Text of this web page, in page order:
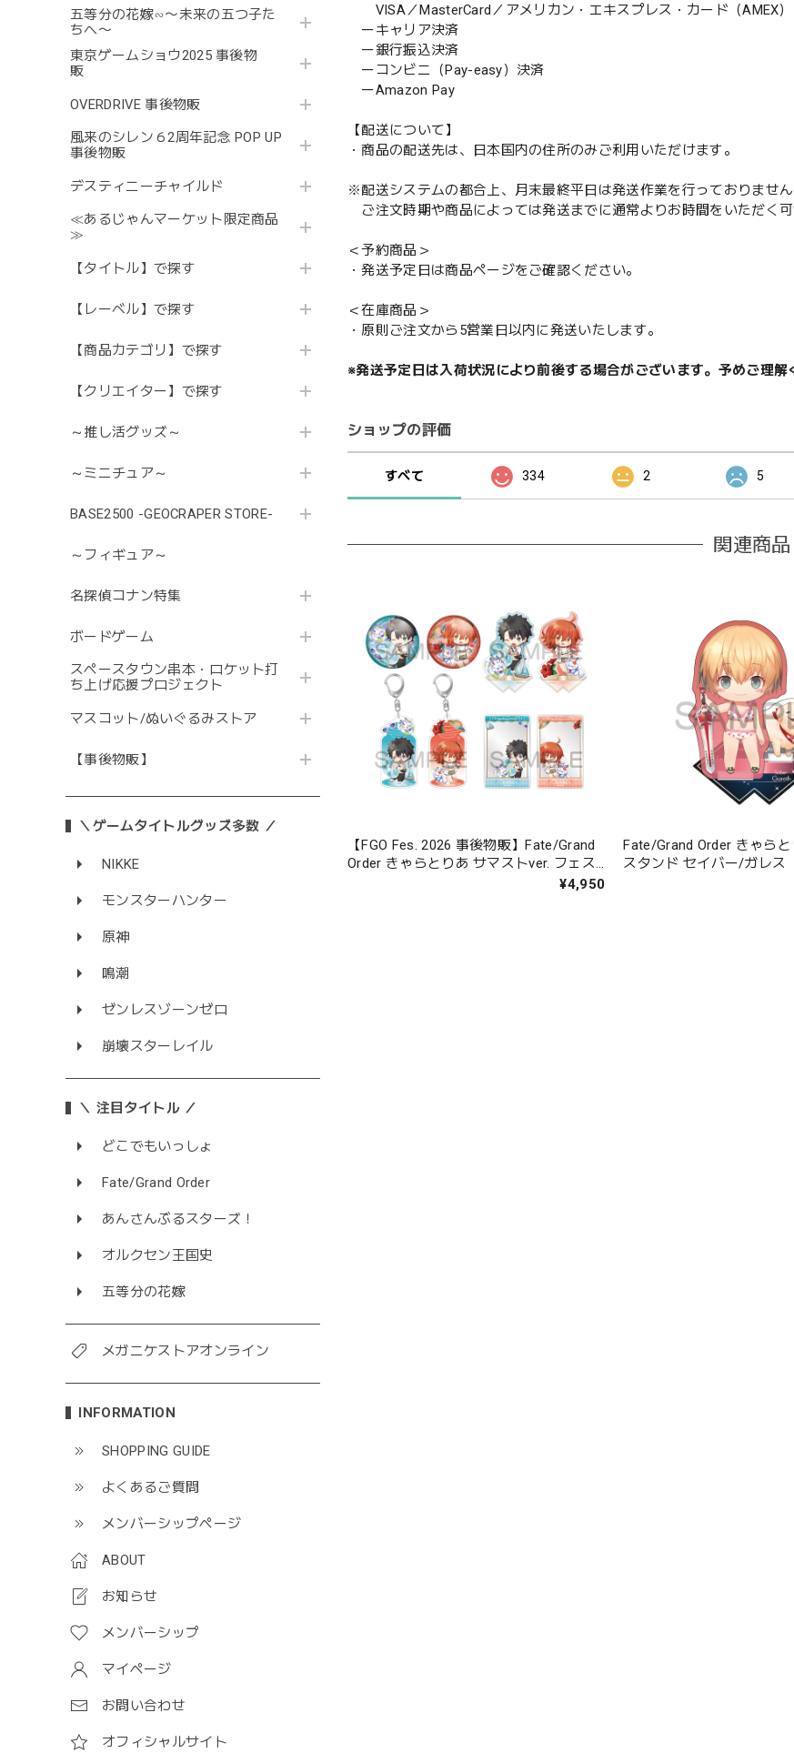
五等分の花嫁∽〜未来の五つ子た
ちへ〜
東京ゲームショウ2025 事後物
販
OVERDRIVE 事後物販
風来のシレン６2周年記念 POP UP
事後物販
デスティニーチャイルド
≪あるじゃんマーケット限定商品
≫
【タイトル】で探す
【レーベル】で探す
【商品カテゴリ】で探す
【クリエイター】で探す
～推し活グッズ～
～ミニチュア～
BASE2500 -GEOCRAPER STORE-
～フィギュア～
名探偵コナン特集
ボードゲーム
スペースタウン串本・ロケット打
ち上げ応援プロジェクト
マスコット/ぬいぐるみストア
【事後物販】
＼ゲームタイトルグッズ多数 ／
NIKKE
モンスターハンター
原神
鳴潮
ゼンレスゾーンゼロ
崩壊スターレイル
＼ 注目タイトル ／
どこでもいっしょ
Fate/Grand Order
あんさんぶるスターズ！
オルクセン王国史
五等分の花嫁
メガニケストアオンライン
INFORMATION
SHOPPING GUIDE
よくあるご質問
メンバーシップページ
ABOUT
お知らせ
メンバーシップ
マイページ
お問い合わせ
オフィシャルサイト
VISA／MasterCard／アメリカン・エキスプレス・カード（AMEX）
ーキャリア決済
ー銀行振込決済
ーコンビニ（Pay-easy）決済
ーAmazon Pay
【配送について】
・商品の配送先は、日本国内の住所のみご利用いただけます。
※配送システムの都合上、月末最終平日は発送作業を行っておりません
ご注文時期や商品によっては発送までに通常よりお時間をいただく可
＜予約商品＞
・発送予定日は商品ページをご確認ください。
＜在庫商品＞
・原則ご注文から5営業日以内に発送いたします。
※発送予定日は入荷状況により前後する場合がございます。予めご理解
ショップの評価
すべて 334 2 5
関連商品
【FGO Fes. 2026 事後物販】Fate/Grand
Order きゃらとりあ サマストver. フェス
¥4,950
Fate/Grand Order きゃら
スタンド セイバー/ガレス